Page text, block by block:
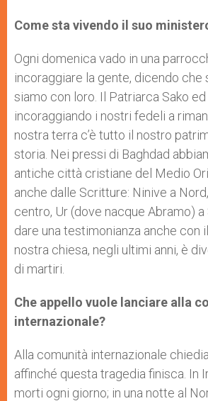
Come sta vivendo il suo
Ogni domenica vado in una
incoraggiare la gente, dicendo che
siamo con loro. Il Patriarca Sako
incoraggiando i nostri fedeli a
nostra terra c’è tutto il nostro
storia. Nei pressi di Baghdad
antiche città cristiane del Medio
anche dalle Scritture: Ninive a
centro, Ur (dove nacque Abramo) a
dare una testimonianza anche con
nostra chiesa, negli ultimi anni, è
di martiri.
Che appello vuole lanciare alla
internazionale?
Alla comunità internazionale
affinché questa tragedia finisca. In
morti ogni giorno; in una notte al